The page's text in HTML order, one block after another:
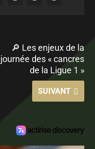
🔎 Les enjeux de la
journée des « cancres
de la Ligue 1 »
SUIVANT